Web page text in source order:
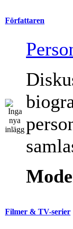
Författaren
Filmer & TV-serier